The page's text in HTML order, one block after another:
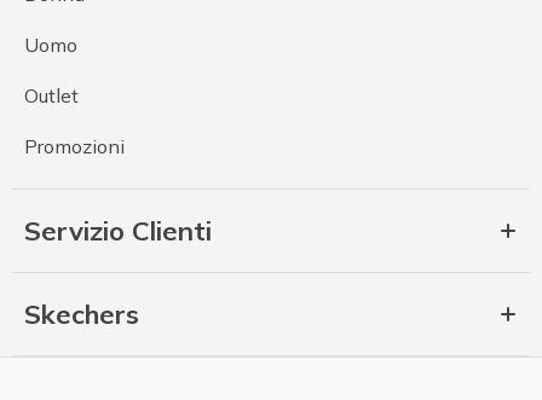
Uomo
Outlet
Promozioni
Servizio Clienti
Skechers